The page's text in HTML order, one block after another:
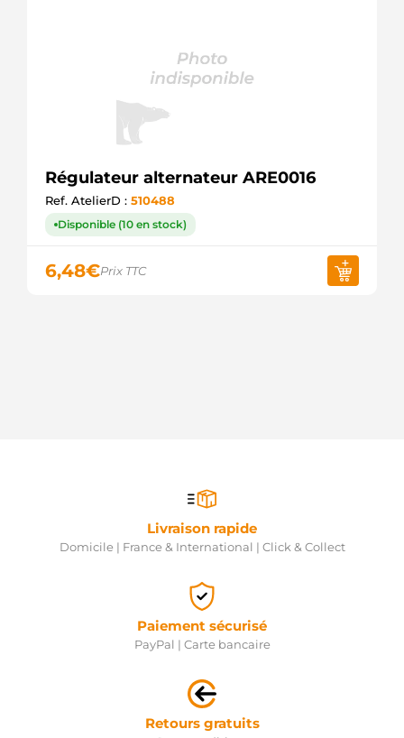
Régulateur alternateur ARE0016
Ref. AtelierD : 510488
Disponible (10 en stock)
6,48€Prix TTC
Livraison rapide
Domicile | France & International | Click & Collect
Paiement sécurisé
PayPal | Carte bancaire
Retours gratuits